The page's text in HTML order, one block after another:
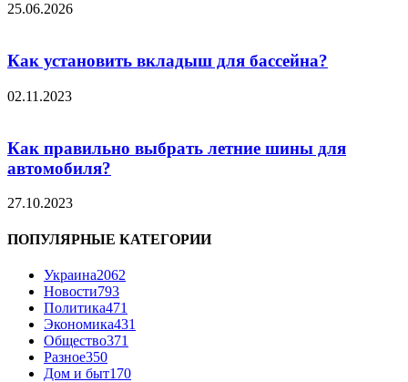
25.06.2026
Как установить вкладыш для бассейна?
02.11.2023
Как правильно выбрать летние шины для
автомобиля?
27.10.2023
ПОПУЛЯРНЫЕ КАТЕГОРИИ
Украина2062
Новости793
Политика471
Экономика431
Общество371
Разное350
Дом и быт170